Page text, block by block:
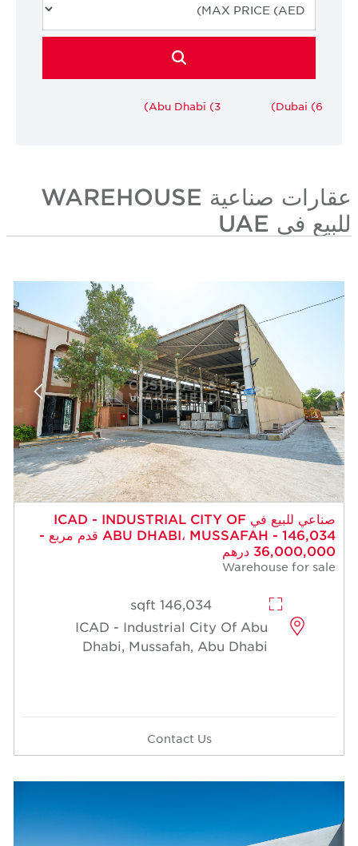
Dubai (6)
Abu Dhabi (3)
عقارات صناعية WAREHOUSE
للبيع في UAE
صناعي للبيع في ICAD - INDUSTRIAL CITY OF
ABU DHABI، MUSSAFAH - 146,034 قدم مربع -
36,000,000 درهم
Warehouse for sale
146,034 sqft
ICAD - Industrial City Of Abu
Dhabi, Mussafah, Abu Dhabi
Contact Us